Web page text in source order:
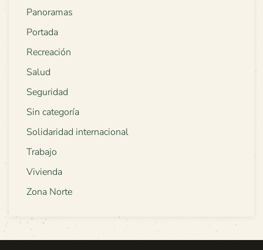
Panoramas
Portada
Recreación
Salud
Seguridad
Sin categoría
Solidaridad internacional
Trabajo
Vivienda
Zona Norte